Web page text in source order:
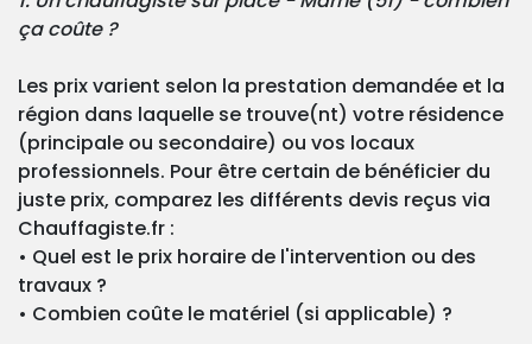
ça coûte ?
Les prix varient selon la prestation demandée et la
région dans laquelle se trouve(nt) votre résidence
(principale ou secondaire) ou vos locaux
professionnels. Pour être certain de bénéficier du
juste prix, comparez les différents devis reçus via
Chauffagiste.fr :
• Quel est le prix horaire de l'intervention ou des
travaux ?
• Combien coûte le matériel (si applicable) ?